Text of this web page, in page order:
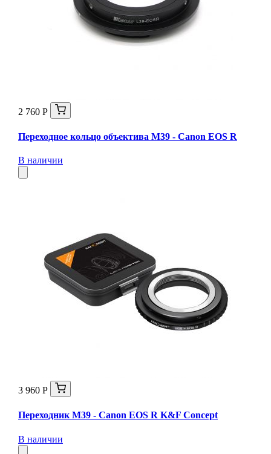
2 760 Р
Переходное кольцо объектива M39 - Canon EOS R
В наличии
3 960 Р
Переходник M39 - Canon EOS R K&F Concept
В наличии